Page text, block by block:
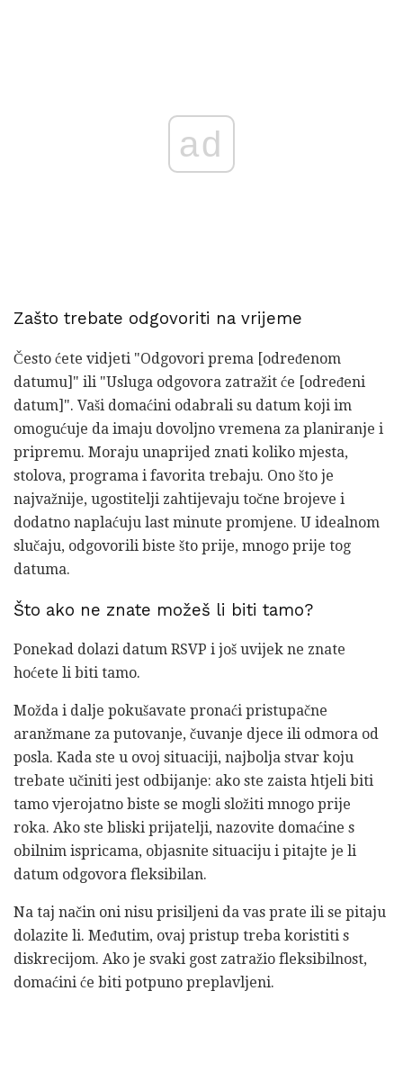
ad
Zašto trebate odgovoriti na vrijeme
Često ćete vidjeti "Odgovori prema [određenom
datumu]" ili "Usluga odgovora zatražit će [određeni
datum]". Vaši domaćini odabrali su datum koji im
omogućuje da imaju dovoljno vremena za planiranje i
pripremu. Moraju unaprijed znati koliko mjesta,
stolova, programa i favorita trebaju. Ono što je
najvažnije, ugostitelji zahtijevaju točne brojeve i
dodatno naplaćuju last minute promjene. U idealnom
slučaju, odgovorili biste što prije, mnogo prije tog
datuma.
Što ako ne znate možeš li biti tamo?
Ponekad dolazi datum RSVP i još uvijek ne znate
hoćete li biti tamo.
Možda i dalje pokušavate pronaći pristupačne
aranžmane za putovanje, čuvanje djece ili odmora od
posla. Kada ste u ovoj situaciji, najbolja stvar koju
trebate učiniti jest odbijanje: ako ste zaista htjeli biti
tamo vjerojatno biste se mogli složiti mnogo prije
roka. Ako ste bliski prijatelji, nazovite domaćine s
obilnim ispricama, objasnite situaciju i pitajte je li
datum odgovora fleksibilan.
Na taj način oni nisu prisiljeni da vas prate ili se pitaju
dolazite li. Međutim, ovaj pristup treba koristiti s
diskrecijom. Ako je svaki gost zatražio fleksibilnost,
domaćini će biti potpuno preplavljeni.